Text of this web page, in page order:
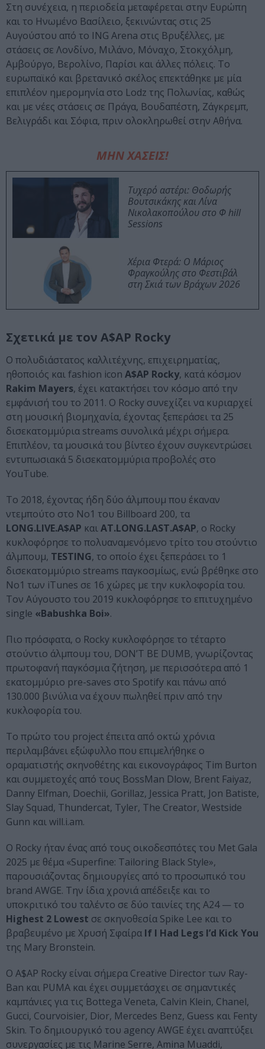
Στη συνέχεια, η περιοδεία μεταφέρεται στην Ευρώπη
και το Ηνωμένο Βασίλειο, ξεκινώντας στις 25
Αυγούστου από το ING Arena στις Βρυξέλλες, με
στάσεις σε Λονδίνο, Μιλάνο, Μόναχο, Στοκχόλμη,
Αμβούργο, Βερολίνο, Παρίσι και άλλες πόλεις. Το
ευρωπαϊκό και βρετανικό σκέλος επεκτάθηκε με μία
επιπλέον ημερομηνία στο Lodz της Πολωνίας, καθώς
και με νέες στάσεις σε Πράγα, Βουδαπέστη, Ζάγκρεμπ,
Βελιγράδι και Σόφια, πριν ολοκληρωθεί στην Αθήνα.
ΜΗΝ ΧΑΣΕΙΣ!
Τυχερό αστέρι: Θοδωρής
Βουτσικάκης και Λίνα
Νικολακοπούλου στο Φ hill
Sessions
Χέρια Φτερά: Ο Μάριος
Φραγκούλης στο Φεστιβάλ
στη Σκιά των Βράχων 2026
Σχετικά με τον A$AP Rocky
Ο πολυδιάστατος καλλιτέχνης, επιχειρηματίας,
ηθοποιός και fashion icon A$AP Rocky, κατά κόσμον
Rakim Mayers, έχει κατακτήσει τον κόσμο από την
εμφάνισή του το 2011. Ο Rocky συνεχίζει να κυριαρχεί
στη μουσική βιομηχανία, έχοντας ξεπεράσει τα 25
δισεκατομμύρια streams συνολικά μέχρι σήμερα.
Επιπλέον, τα μουσικά του βίντεο έχουν συγκεντρώσει
εντυπωσιακά 5 δισεκατομμύρια προβολές στο
YouTube.
Το 2018, έχοντας ήδη δύο άλμπουμ που έκαναν
ντεμπούτο στο Νο1 του Billboard 200, τα
LONG.LIVE.A$AP καιAT.LONG.LAST.A$AP, ο Rocky
κυκλοφόρησε το πολυαναμενόμενο τρίτο του στούντιο
άλμπουμ, TESTING, το οποίο έχει ξεπεράσει το 1
δισεκατομμύριο streams παγκοσμίως, ενώ βρέθηκε στο
Νο1 των iTunes σε 16 χώρες με την κυκλοφορία του.
Τον Αύγουστο του 2019 κυκλοφόρησε το επιτυχημένο
single «Babushka Boi».
Πιο πρόσφατα, ο Rocky κυκλοφόρησε το τέταρτο
στούντιο άλμπουμ του, DON’T BE DUMB, γνωρίζοντας
πρωτοφανή παγκόσμια ζήτηση, με περισσότερα από 1
εκατομμύριο pre-saves στο Spotify και πάνω από
130.000 βινύλια να έχουν πωληθεί πριν από την
κυκλοφορία του.
Το πρώτο του project έπειτα από οκτώ χρόνια
περιλαμβάνει εξώφυλλο που επιμελήθηκε ο
οραματιστής σκηνοθέτης και εικονογράφος Tim Burton
και συμμετοχές από τους BossMan Dlow, Brent Faiyaz,
Danny Elfman, Doechii, Gorillaz, Jessica Pratt, Jon Batiste,
Slay Squad, Thundercat, Tyler, The Creator, Westside
Gunn και will.i.am.
Ο Rocky ήταν ένας από τους οικοδεσπότες του Met Gala
2025 με θέμα «Superfine: Tailoring Black Style»,
παρουσιάζοντας δημιουργίες από το προσωπικό του
brand AWGE. Την ίδια χρονιά απέδειξε και το
υποκριτικό του ταλέντο σε δύο ταινίες της A24 — το
Highest 2 Lowest σε σκηνοθεσία Spike Lee και το
βραβευμένο με Χρυσή Σφαίρα If I Had Legs I’d Kick You
της Mary Bronstein.
Ο A$AP Rocky είναι σήμερα Creative Director των Ray-
Ban και PUMA και έχει συμμετάσχει σε σημαντικές
καμπάνιες για τις Bottega Veneta, Calvin Klein, Chanel,
Gucci, Courvoisier, Dior, Mercedes Benz, Guess και Fenty
Skin. Το δημιουργικό του agency AWGE έχει αναπτύξει
συνεργασίες με τις Marine Serre, Amina Muaddi,